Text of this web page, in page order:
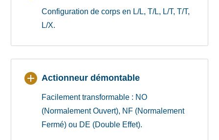
Configuration de corps en L/L, T/L, L/T, T/T,
L/X.
Actionneur démontable
Facilement transformable : NO
(Normalement Ouvert), NF (Normalement
Fermé) ou DE (Double Effet).